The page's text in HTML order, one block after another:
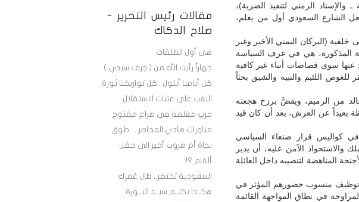
مقالات رئيس التحرير -
صلاح الدكاك
هي أول الطلقات
جهاراً رأيت الله من ( جرف سيدي )
كل أيامنا أيلول ..كل تواريخنا ثورة
اللعب على عتبات الاستقلال
حرب مغلقة في صراع مفتوح
مناورات هادي المحاصر ... طوق
نجاة أم هروب أخير الى حقل
ألغام ؟!
السعودية تحتضر.. طال عُمرك
هكــذا تكلــم سيــد الثــورة
الزمني لتنفيذ الضربة)،
وجعل الشارع السعودي أول من يعلم،
(البركان اليمني الأخير وغير
المذكورة، هي في غرف السياسة
عنها سوى قصاصات أنباء غير كافية
للغوص اللئيم والنبيه والشيق بحثاً
من الرميم، ويقضَّ برزخ هجعته
بعيداً عن العرش، بعد أن كان قيد
كواليس قرار صنعاء السياسي
الآمن عليه، أن يدير
المناهضة لتنصيبه داخل العائلة
توظيف منسوب حضورهم المؤثر في
في نطاق المواجهة القائمة